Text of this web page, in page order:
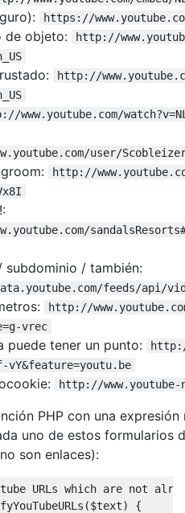
https://
de objeto:
http://
http://
www.youtube.com/
user/
http://
subdominio / también:
feeds/api/
http://
vrec
puede tener un punto:
vY&feature=youtu.be
http://www.youtube-
PHP con una
uno de estos formularios
son enlaces):
URLs which are not
($text)
{